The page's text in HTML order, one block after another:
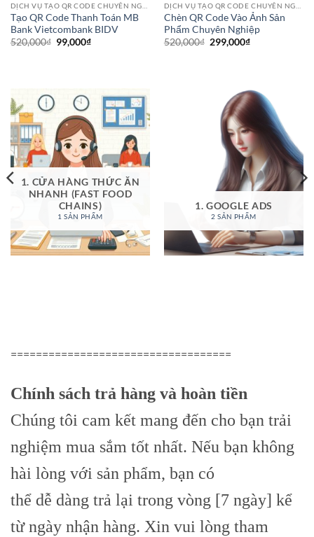
Tạo QR Code Thanh Toán MB
Bank Vietcombank BIDV
520,000₫ Giá
gốc
99,000₫Giá
Chèn QR Code Vào Ảnh Sản
Phẩm Chuyên Nghiệp
520,000₫ Giá
299,000₫Giá
1. CỬA HÀNG THỨC ĂN
NHANH (FAST FOOD
CHAINS)
1 SẢN PHẨM
1. GOOGLE ADS
2 SẢN PHẨM
===================================
Chính sách trả hàng và hoàn tiền
Chúng tôi cam kết mang đến cho bạn trải
nghiệm mua sắm tốt nhất. Nếu bạn không
hài lòng với sản phẩm, bạn có
thể dễ dàng trả lại trong vòng [7 ngày] kể
từ ngày nhận hàng. Xin vui lòng tham